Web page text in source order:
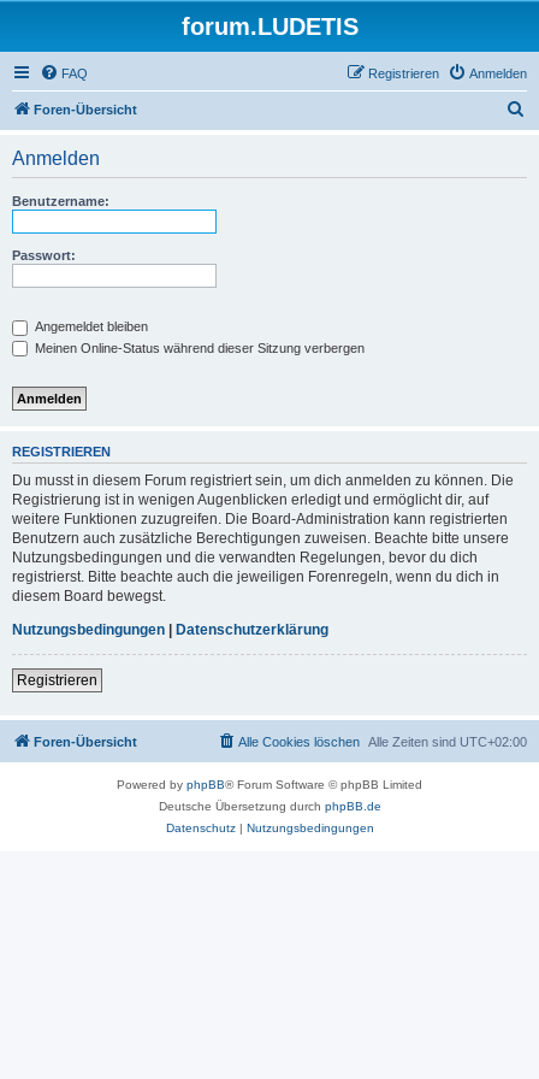
forum.LUDETIS
FAQ Anmelden
Registrieren
Foren-Übersicht
Anmelden
Benutzername:
Passwort:
Angemeldet bleiben
Meinen Online-Status während dieser Sitzung verbergen
REGISTRIEREN
Du musst in diesem Forum registriert sein, um dich anmelden zu können. Die
Registrierung ist in wenigen Augenblicken erledigt und ermöglicht dir, auf
weitere Funktionen zuzugreifen. Die Board-Administration kann registrierten
Benutzern auch zusätzliche Berechtigungen zuweisen. Beachte bitte unsere
Nutzungsbedingungen und die verwandten Regelungen, bevor du dich
registrierst. Bitte beachte auch die jeweiligen Forenregeln, wenn du dich in
diesem Board bewegst.
Nutzungsbedingungen | Datenschutzerklärung
Registrieren
Foren-Übersicht Alle Zeiten sind UTC+02:00
Alle Cookies löschen
Powered by phpBB® Forum Software © phpBB Limited
Deutsche Übersetzung durch phpBB.de
Datenschutz| Nutzungsbedingungen